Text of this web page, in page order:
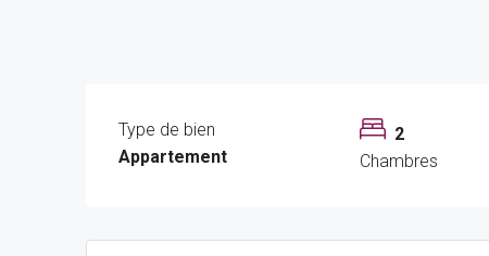
Type de bien
Appartement
2
Chambres